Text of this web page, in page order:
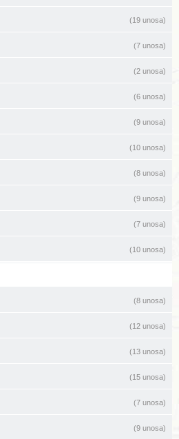
(19 unosa)
(7 unosa)
(2 unosa)
(6 unosa)
(9 unosa)
(10 unosa)
(8 unosa)
(9 unosa)
(7 unosa)
(10 unosa)
(8 unosa)
(12 unosa)
(13 unosa)
(15 unosa)
(7 unosa)
(9 unosa)